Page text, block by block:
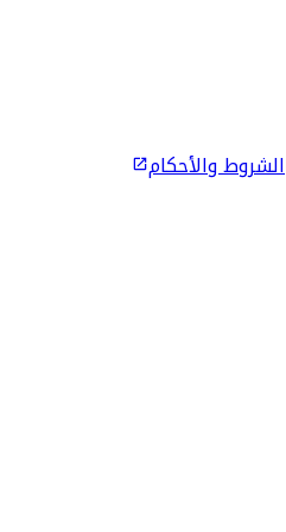
الشروط والأحكام